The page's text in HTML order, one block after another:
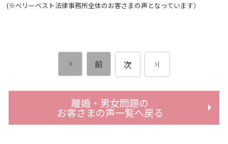
(※ベリーベスト法律事務所全体のお客さまの声となっています）
前 次
離婚・男女問題の
お客さまの声一覧へ戻る